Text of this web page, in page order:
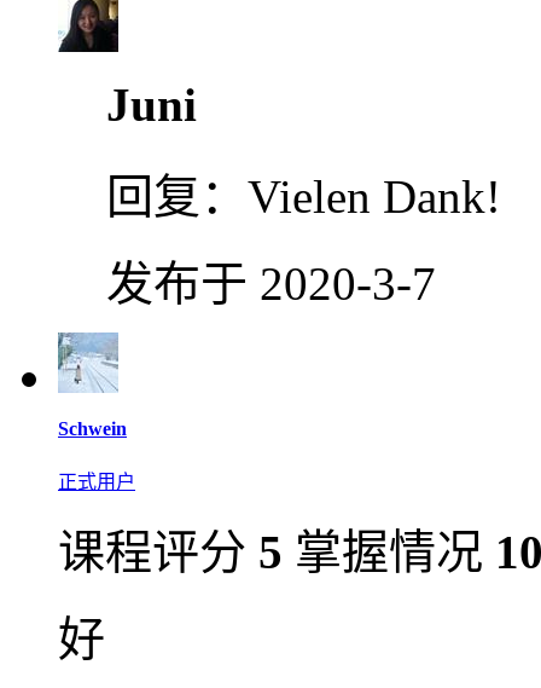
Juni
回复： Vielen Dank!
发布于 2020-3-7
Schwein
正式用户
课程评分 5 掌握情况
好